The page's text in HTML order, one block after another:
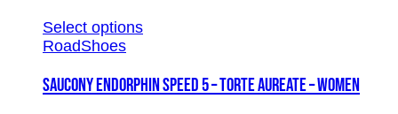
Select options
RoadShoes
SAUCONY ENDORPHIN SPEED 5 – TORTE AUREATE – WOMEN